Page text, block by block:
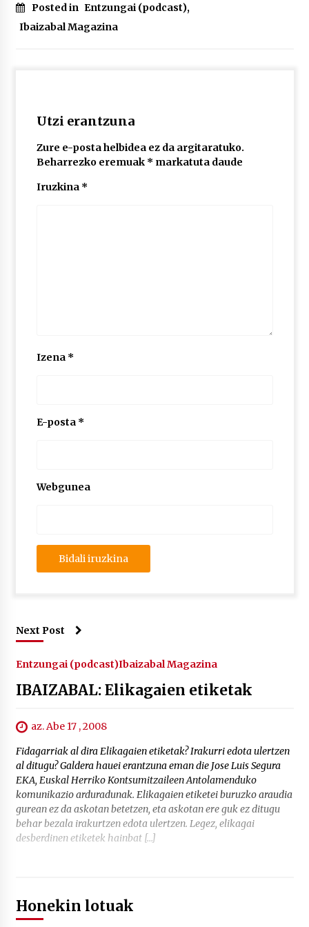
2026/07/07
LIBURUEN ERREPUBLIKA TXIKIA: Hiragana akats
Posted in Entzungai (podcast),
Ibaizabal Magazina
Utzi erantzuna
Zure e-posta helbidea ez da argitaratuko.
Beharrezko eremuak * markatuta daude
Iruzkina *
Izena *
E-posta *
Webgunea
Next Post
Entzungai (podcast)Ibaizabal Magazina
IBAIZABAL: Elikagaien etiketak
az. Abe 17 , 2008
Fidagarriak al dira Elikagaien etiketak? Irakurri edota ulertzen
al ditugu? Galdera hauei erantzuna eman die Jose Luis Segura
EKA, Euskal Herriko Kontsumitzaileen Antolamenduko
komunikazio arduradunak. Elikagaien etiketei buruzko araudia
gurean ez da askotan betetzen, eta askotan ere guk ez ditugu
behar bezala irakurtzen edota ulertzen. Legez, elikagai
desberdinen etiketek hainbat […]
Honekin lotuak